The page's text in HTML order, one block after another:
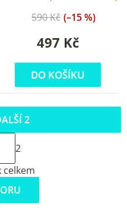
497 Kč
590 Kč (–15 %)
DO KOŠÍKU
2
2
celkem